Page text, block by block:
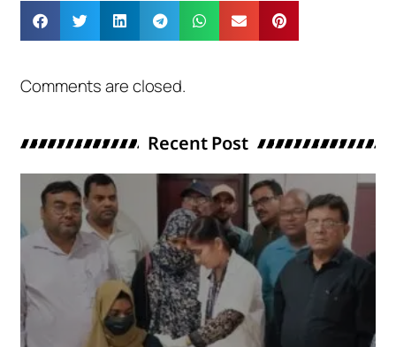
Comments are closed.
Recent Post